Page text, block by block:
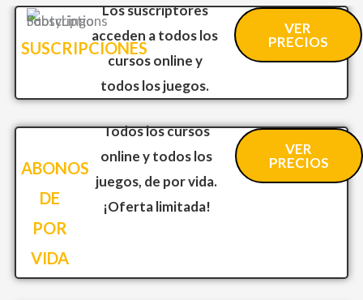
SUSCRIPCIONES
Los suscriptores
acceden a todos los
cursos online y
todos los juegos.
VER
PRECIOS
ABONOS
DE
POR
VIDA
Todos los cursos
online y todos los
juegos, de por vida.
¡Oferta limitada!
VER
PRECIOS